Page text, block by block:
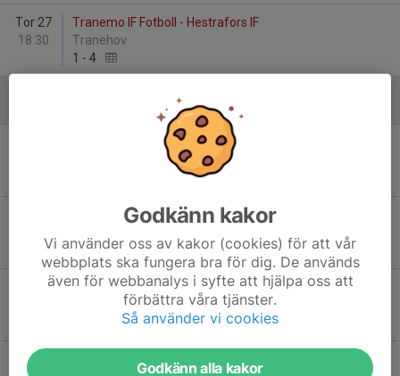
Tor 27
18:30
Tranemo IF Fotboll - Hestrafors IF
Tranehov
1 - 4
Tranemo IF Fotboll - Dalsjöfors GoIF
Alingsås IF FF Svart - Tranemo IF Fotboll
2 -4
Lör 24
Ulricehamns IFK Blå - Tranemo IF Fotboll
Lassalyckan B-plan
Lör 31
Bergdalens IK Röd - Tranemo IF Fotboll
Godkänn kakor
Vi använder oss av kakor (cookies) för att vår
webbplats ska fungera bra för dig. De används
även för webbanalys i syfte att hjälpa oss att
förbättra våra tjänster.
Så använder vi cookies
Godkänn alla kakor